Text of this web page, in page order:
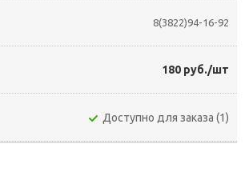
8(3822)94-16-92
180 руб./шт
Доступно для заказа (1)